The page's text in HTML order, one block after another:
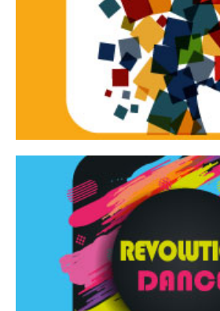
Tracce
Tracce Dinamiche è una
d’innovazione e
Revolution
Rassegna di danza